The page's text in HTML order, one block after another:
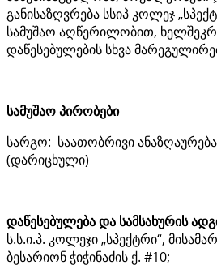
განისაზღვრება სსიპ კოლეჯ
სამუშაო აღწერილობით,
დაწესებულების სხვა
სამუშაო პირობები
სარგო: საათობრივი
(დარიცხული)
დაწესებულება და სამსახურის
ს.ს.ი.პ. კოლეჯი „სპექტრი“,
ბესარიონ ჭიჭინაძის ქ. #10;